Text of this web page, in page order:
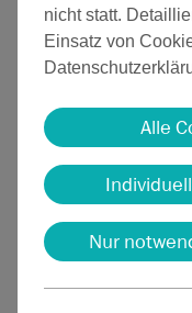
nicht statt.
Einsatz von
Alle
Nur
Anrede
Herr
Frau
Vorname
Firma